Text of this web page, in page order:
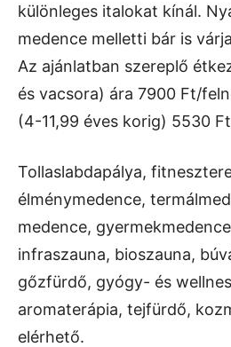
különleges italokat kínál.
medence melletti bár is
Az ajánlatban szereplő
és vacsora) ára 7900 Ft/
(4-11,99 éves korig) 5530
Tollaslabdapálya,
élménymedence,
medence,
infraszauna, bioszauna,
gőzfürdő, gyógy- és
aromaterápia, tejfürdő,
elérhető.